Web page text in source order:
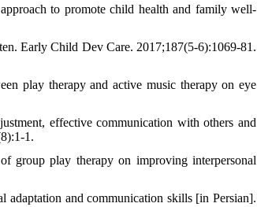
to promote child health and family well-
Early Child Dev Care. 2017;187(5-6):1069-81.
play therapy and active music therapy on eye
effective communication with others and
1.
group play therapy on improving interpersonal
adaptation and communication skills [in Persian].